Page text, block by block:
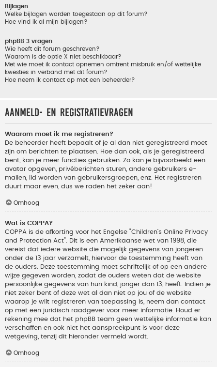
Bijlagen
Welke bijlagen worden toegestaan op dit forum?
Hoe vind ik al mijn bijlagen?
phpBB 3 vragen
Wie heeft dit forum geschreven?
Waarom is de optie X niet beschikbaar?
Met wie moet ik contact opnemen omtrent misbruik en/of wettelijke
kwesties in verband met dit forum?
Hoe neem ik contact op met een beheerder?
Aanmeld- en registratievragen
Waarom moet ik me registreren?
De beheerder heeft bepaalt of je al dan niet geregistreerd moet
zijn om berichten te plaatsen. Hoe dan ook, als je geregistreerd
bent, kan je meer functies gebruiken. Zo kan je bijvoorbeeld een
avatar opgeven, privéberichten sturen, andere gebruikers e-
mailen, lid worden van gebruikersgroepen, enz. Het registreren
duurt maar even, dus we raden het zeker aan!
Omhoog
Wat is COPPA?
COPPA is de afkorting voor het Engelse "Children’s Online Privacy
and Protection Act". Dit is een Amerikaanse wet van 1998, die
vereist dat iedere website die mogelijk gegevens van jongeren
onder de 13 jaar verzamelt, hiervoor de toestemming heeft van
de ouders. Deze toestemming moet schriftelijk of op een andere
wijze gegeven worden, zodat de ouders weten dat de website
persoonlijke gegevens van hun kind, jonger dan 13, heeft. Indien je
niet zeker bent of deze wet al dan niet op jou of de website
waarop je wilt registreren van toepassing is, neem dan contact
op met een juridisch raadgever voor meer informatie. Houd er
rekening mee dat het phpBB team geen wettelijke informatie kan
verschaffen en ook niet het aanspreekpunt is voor deze
wetgeving, tenzij dit hieronder vermeld wordt.
Omhoog